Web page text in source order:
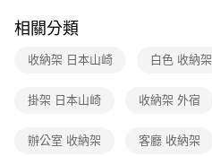
3.完整用戶服務條款，請詳閱以下連結：
相關分類
收納架 日本山崎 白色 收納架
掛架 日本山崎 收納架 外宿
辦公室 收納架 客廳 收納架